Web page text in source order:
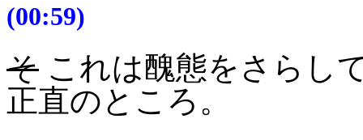
(00:59)
そ これは醜態をさらし
正直のところ。